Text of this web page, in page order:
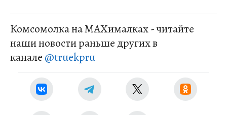
Комсомолка на MAXималках - читайте
наши новости раньше других в
канале @truekpru